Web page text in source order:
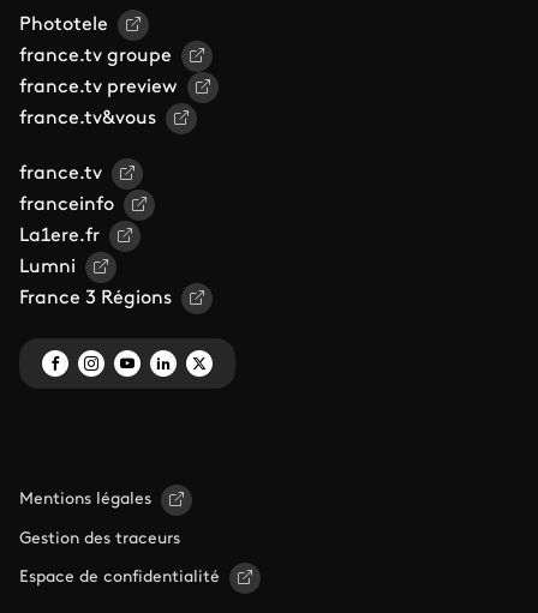
Phototele
france.tv groupe
france.tv preview
france.tv&vous
france.tv
franceinfo
La1ere.fr
Lumni
France 3 Régions
Mentions légales
Gestion des traceurs
Espace de confidentialité